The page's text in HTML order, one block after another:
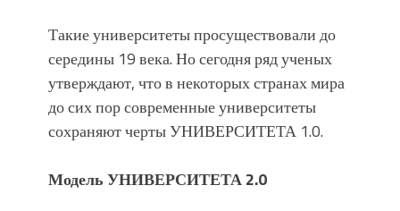
Такие университеты просуществовали до
середины 19 века. Но сегодня ряд ученых
утверждают, что в некоторых странах мира
до сих пор современные университеты
сохраняют черты УНИВЕРСИТЕТА 1.0.
Модель УНИВЕРСИТЕТА 2.0